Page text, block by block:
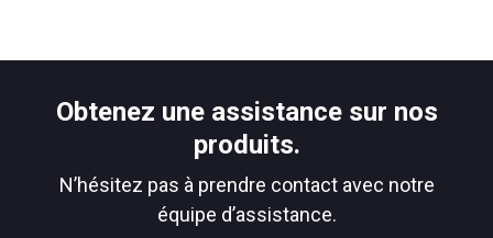
Obtenez une assistance sur nos
produits.
N’hésitez pas à prendre contact avec notre
équipe d’assistance.